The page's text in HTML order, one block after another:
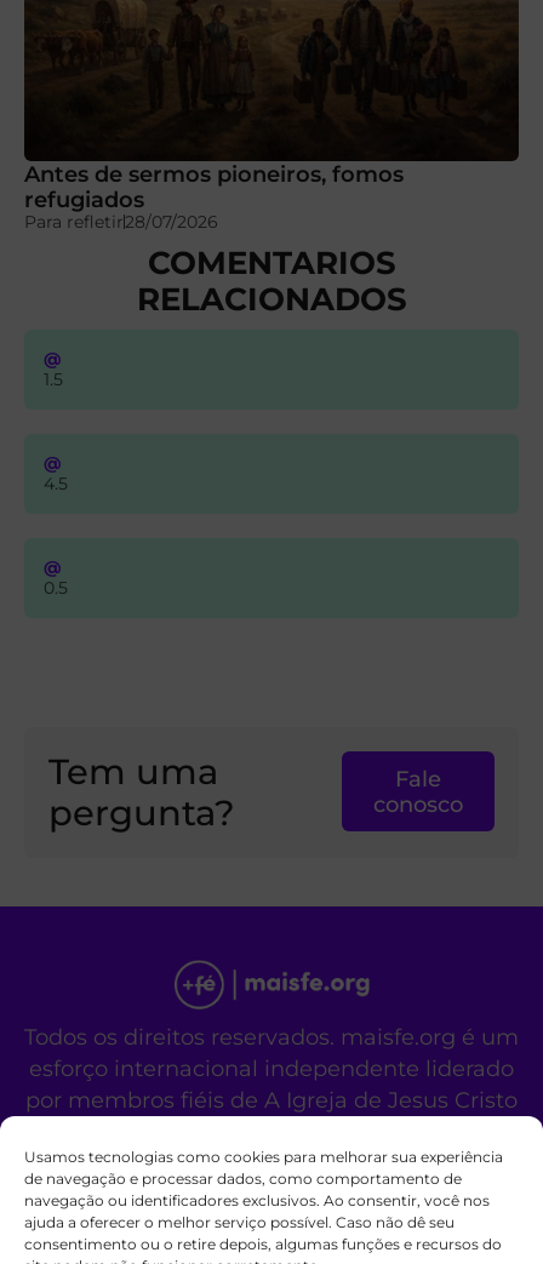
Usamos tecnologias como cookies para melhorar sua experiência
de navegação e processar dados, como comportamento de
navegação ou identificadores exclusivos. Ao consentir, você nos
ajuda a oferecer o melhor serviço possível. Caso não dê seu
consentimento ou o retire depois, algumas funções e recursos do
Antes de sermos pioneiros, fomos
refugiados
Para refletir28/07/2026
COMENTARIOS
RELACIONADOS
@
1.5
@
4.5
@
0.5
Tem uma
pergunta?
Fale
conosco
Todos os direitos reservados. maisfe.org é um
esforço internacional independente liderado
por membros fiéis de A Igreja de Jesus Cristo
Este site não é um site oficial da organização
religiosa mencionada acima.
Fale Conosco Políticas de Cookies